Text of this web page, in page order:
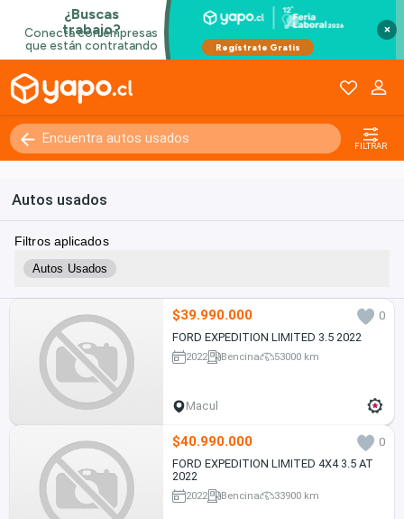
×
FILTRAR
Autos usados
Filtros aplicados
Autos Usados
$39.990.000
0
FORD EXPEDITION LIMITED 3.5 2022
2022 Bencina 53000 km
Macul
$40.990.000
0
FORD EXPEDITION LIMITED 4X4 3.5 AT
2022
2022 Bencina 33900 km